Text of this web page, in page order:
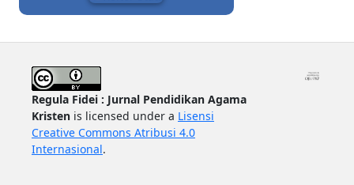
Regula Fidei : Jurnal Pendidikan Agama
Kristen is licensed under a Lisensi
Creative Commons Atribusi 4.0
Internasional.